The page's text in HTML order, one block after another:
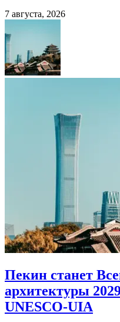
7 августа, 2026
Пекин станет
архитектуры
UNESCO-UIA